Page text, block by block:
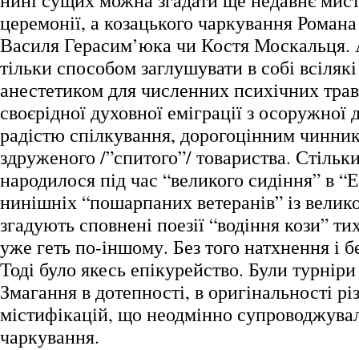
церемонії, а козацького чаркування
Василя Герасим’юка чи Костя Москальця.
тільки способом заглушувати в собі
анестетиком для численних психічних
своєрідної духовної еміграції з осоружної
радістю спілкування, дорогоцінним
здруженого /”спитого”/ товариства.
народилося під час “великого сидіння” в
нинішніх “пошарпаних ветеранів” із
згадують сповнені поезії “водіння кози”
уже геть по-іншому. Без того натхнення і
Тоді було якесь епікурейство. Були
Змагання в дотепності, в оригінальності
містифікацій, що неодмінно
чаркування.